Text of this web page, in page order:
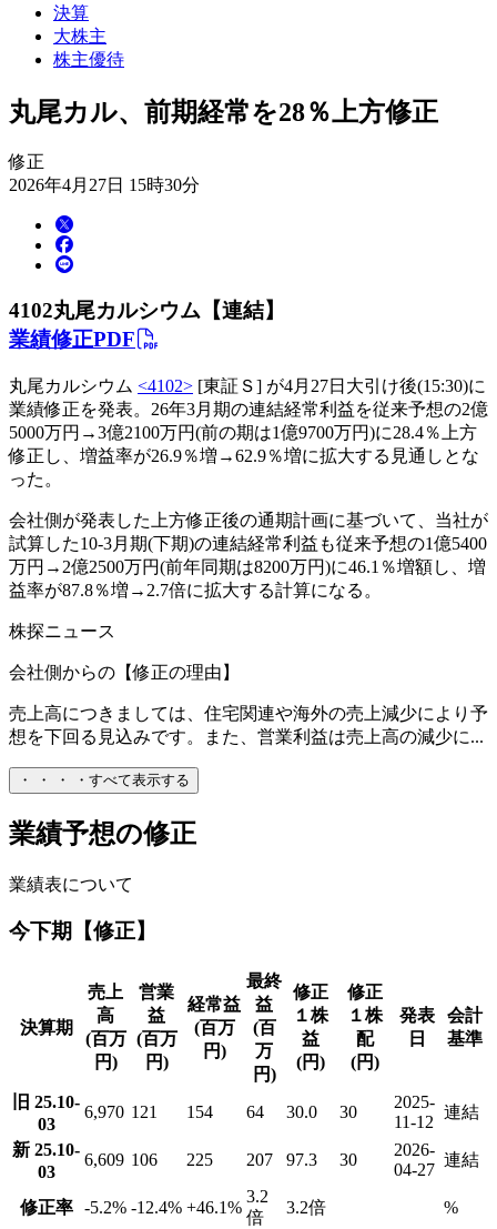
決算
大株主
株主優待
丸尾カル、前期経常を28％上方修正
修正
2026年4月27日 15時30分
4102丸尾カルシウム【連結】
業績修正PDF
丸尾カルシウム <4102> [東証Ｓ] が4月27日大引け後(15:30)に
業績修正を発表。26年3月期の連結経常利益を従来予想の2億
5000万円→3億2100万円(前の期は1億9700万円)に28.4％上方
修正し、増益率が26.9％増→62.9％増に拡大する見通しとな
った。
会社側が発表した上方修正後の通期計画に基づいて、当社が
試算した10-3月期(下期)の連結経常利益も従来予想の1億5400
万円→2億2500万円(前年同期は8200万円)に46.1％増額し、増
益率が87.8％増→2.7倍に拡大する計算になる。
株探ニュース
会社側からの【修正の理由】
売上高につきましては、住宅関連や海外の売上減少により予
想を下回る見込みです。また、営業利益は売上高の減少に...
・ ・ ・ ・ すべて表示する
業績予想の修正
業績表について
今下期【修正】
決算期
売上
高
(百万
円)
営業
益
(百万
円)
経常益
(百万
円)
最終
益
(百
万
円)
修正
１株
益
(円)
修正
１株
配
(円)
発表
日
会計
基準
旧 25.10-
03
6,970 121 154 64 30.0 30
2025-
11-12
連結
新 25.10-
03
6,609 106 225 207 97.3 30
2026-
04-27
連結
修正率 -5.2% -12.4% +46.1%
3.2
倍
3.2倍 %